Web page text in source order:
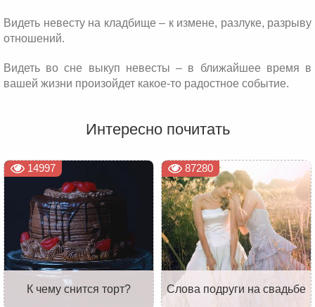
Видеть невесту на кладбище – к измене, разлуке, разрыву
отношений.
Видеть во сне выкуп невесты – в ближайшее время в
вашей жизни произойдет какое-то радостное событие.
Интересно почитать
14997
К чему снится торт?
87280
Слова подруги на свадьбе